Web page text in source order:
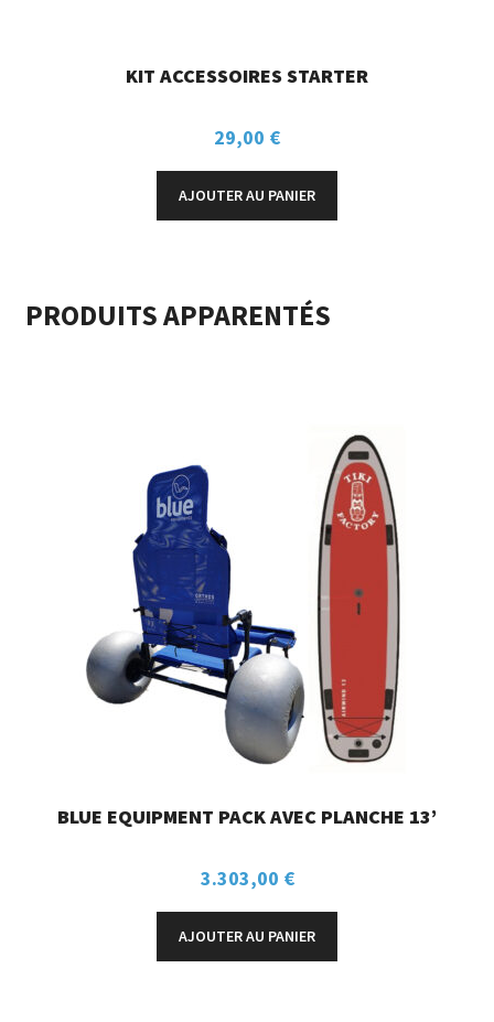
KIT ACCESSOIRES STARTER
29,00 €
AJOUTER AU PANIER
PRODUITS APPARENTÉS
BLUE EQUIPMENT PACK AVEC PLANCHE 13’
3.303,00 €
AJOUTER AU PANIER